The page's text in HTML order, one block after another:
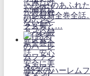
｢ゾンビのあふれ
バレ最新全巻全話
クズ男と…
｢終末のハーレム